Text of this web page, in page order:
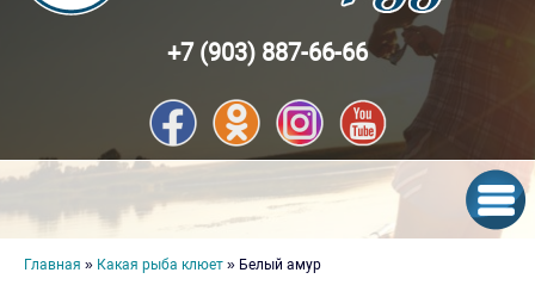
+7 (903) 887-66-66
Вы здесь
Главная » Какая рыба клюет » Белый амур